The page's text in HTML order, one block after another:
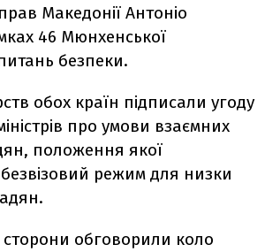
Македонії Антоніо
46 Мюнхенської
безпеки.
обох країн підписали угоду
про умови взаємних
положення якої
режим для низки
сторони обговорили коло